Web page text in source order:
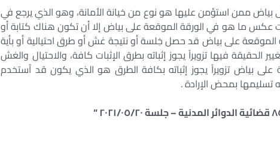
بياض ممن استؤمن عليها هو نوع من خيانة الأمانة، وهو الذي يرجع في
عكس ما هو في الورقة الموقعة على بياض إلا أن تكون هناك كتابة أو
الموقعة على بياض قد حصل خِلسة أو نتيجة غش أو طرق احتيالية أو بأية
الحقيقة فيها تزويراً يجوز إثباته بطرق الإثبات كافة، والاحتيال والغش
بياض تزويراً يجوز إثباته بكافة الطرق هو الذي يكون قد اُستخدم
تسليمها بمحض الإرادة .